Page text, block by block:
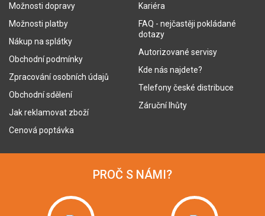
Možnosti dopravy
Možnosti platby
Nákup na splátky
Obchodní podmínky
Zpracování osobních údajů
Obchodní sdělení
Jak reklamovat zboží
Cenová poptávka
Kariéra
FAQ - nejčastěji pokládané
dotazy
Autorizované servisy
Kde nás najdete?
Telefony české distribuce
Záruční lhůty
PROČ S NÁMI?